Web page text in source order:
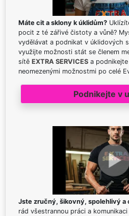
Máte cit a sklony k úklidům?
pocit z té zářivé čistoty a vůně?
vydělávat a podnikat v úklidových
využijte možnosti stát se členem
sítě EXTRA SERVICES a
neomezenými možnostmi po celé
Podnikejte v
Jste zručný, šikovný, spolehlivý a
rád všestrannou práci a